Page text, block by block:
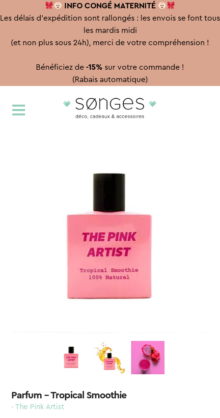
INFO CONGÉ MATERNITÉ
Les délais d'expédition sont rallongés : les envois se font tous
les mardis midi
(et non plus sous 24h), merci de votre compréhension !
Bénéficiez de -15% sur votre commande !
(Rabais automatique)
à
au
Parfum – Tropical Smoothie
- The Pink Artist